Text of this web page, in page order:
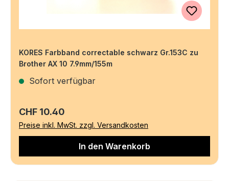
KORES Farbband correctable schwarz Gr.153C zu
Brother AX 10 7.9mm/155m
Sofort verfügbar
Regulärer Preis:
CHF 10.40
Preise inkl. MwSt. zzgl. Versandkosten
In den Warenkorb